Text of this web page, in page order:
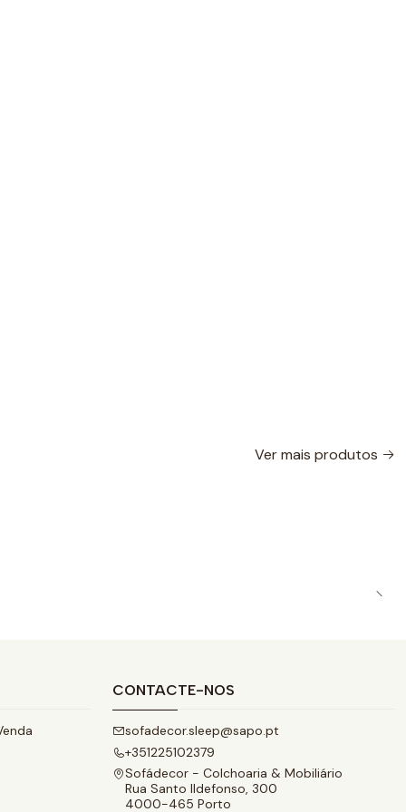
Ver mais produtos
CONTACTE-NOS
sofadecor.sleep@sapo.pt
+351225102379
Sofádecor - Colchoaria & Mobiliário
Rua Santo Ildefonso, 300
4000-465 Porto